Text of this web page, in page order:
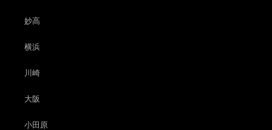
妙高
横浜
川崎
大阪
小田原